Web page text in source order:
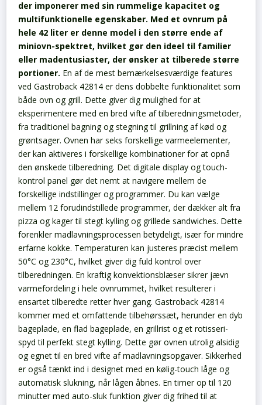
der imponerer med sin rummelige kapacitet og
multifunktionelle egenskaber. Med et ovnrum på
hele 42 liter er denne model i den større ende af
miniovn-spektret, hvilket gør den ideel til familier
eller madentusiaster, der ønsker at tilberede større
portioner. En af de mest bemærkelsesværdige features
ved Gastroback 42814 er dens dobbelte funktionalitet som
både ovn og grill. Dette giver dig mulighed for at
eksperimentere med en bred vifte af tilberedningsmetoder,
fra traditionel bagning og stegning til grillning af kød og
grøntsager. Ovnen har seks forskellige varmeelementer,
der kan aktiveres i forskellige kombinationer for at opnå
den ønskede tilberedning. Det digitale display og touch-
kontrol panel gør det nemt at navigere mellem de
forskellige indstillinger og programmer. Du kan vælge
mellem 12 forudindstillede programmer, der dækker alt fra
pizza og kager til stegt kylling og grillede sandwiches. Dette
forenkler madlavningsprocessen betydeligt, især for mindre
erfarne kokke. Temperaturen kan justeres præcist mellem
50°C og 230°C, hvilket giver dig fuld kontrol over
tilberedningen. En kraftig konvektionsblæser sikrer jævn
varmefordeling i hele ovnrummet, hvilket resulterer i
ensartet tilberedte retter hver gang. Gastroback 42814
kommer med et omfattende tilbehørssæt, herunder en dyb
bageplade, en flad bageplade, en grillrist og et rotisseri-
spyd til perfekt stegt kylling. Dette gør ovnen utrolig alsidig
og egnet til en bred vifte af madlavningsopgaver. Sikkerhed
er også tænkt ind i designet med en kølig-touch låge og
automatisk slukning, når lågen åbnes. En timer op til 120
minutter med auto-sluk funktion giver dig frihed til at